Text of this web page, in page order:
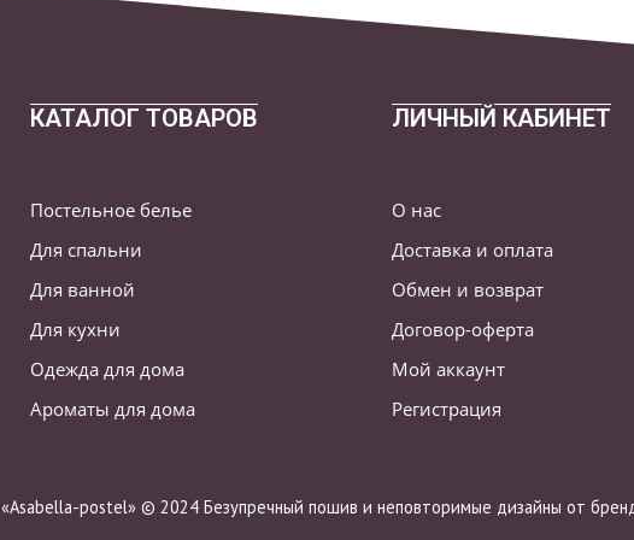
КАТАЛОГ ТОВАРОВ
Постельное белье
Для спальни
Для ванной
Для кухни
Одежда для дома
Ароматы для дома
ЛИЧНЫЙ КАБИНЕТ
О нас
Доставка и оплата
Обмен и возврат
Договор-оферта
Мой аккаунт
Регистрация
«Asabella-postel» © 2024 Безупречный пошив и неповторимые дизайны от